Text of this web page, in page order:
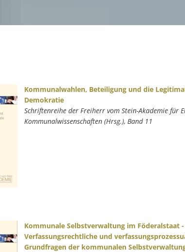
Kommunalwahlen, Beteiligung und die
Demokratie
Schriftenreihe der Freiherr vom Stein-Akademie für
Kommunalwissenschaften (Hrsg.), Band 11
Kommunale Selbstverwaltung im Föderalstaat -
Verfassungsrechtliche und
Grundfragen der kommunalen